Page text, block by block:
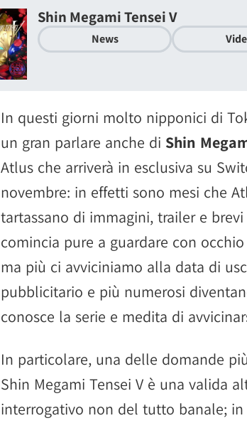
Shin Megami Tensei V
News
In questi giorni molto nipponici di
un gran parlare anche di Shin
Atlus che arriverà in esclusiva su
novembre: in effetti sono mesi che
tartassano di immagini, trailer e
comincia pure a guardare con
ma più ci avviciniamo alla data di
pubblicitario e più numerosi
conosce la serie e medita di
In particolare, una delle domande
Shin Megami Tensei V è una valida
interrogativo non del tutto banale; in